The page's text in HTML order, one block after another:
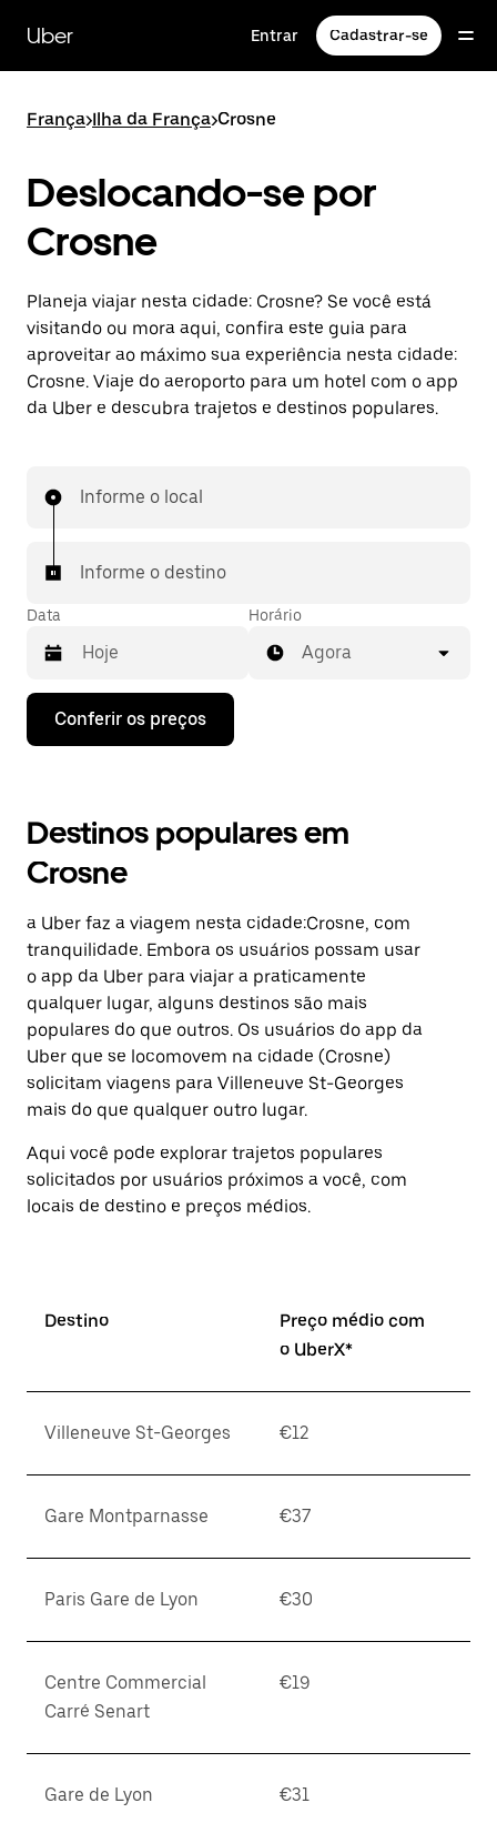
para
conteúdo
Uber Entrar Cadastrar-se
França>Ilha da França>Crosne
Deslocando-se por
Crosne
Planeja viajar nesta cidade: Crosne? Se você está
visitando ou mora aqui, confira este guia para
aproveitar ao máximo sua experiência nesta cidade:
Crosne. Viaje do aeroporto para um hotel com o app
da Uber e descubra trajetos e destinos populares.
Informe o local
Informe o destino
Data
Pressione
seta
interagir
com
o
calendário
selecionar
uma
Pressione
a
tecla
“ESC”
para
fechar
o
calendário.
Horário
Agora
Conferir os preços
Destinos populares em
Crosne
a Uber faz a viagem nesta cidade:Crosne, com
tranquilidade. Embora os usuários possam usar
o app da Uber para viajar a praticamente
qualquer lugar, alguns destinos são mais
populares do que outros. ⁠Os usuários do app da
Uber que se locomovem na cidade (Crosne)
solicitam viagens para Villeneuve St-Georges
mais do que qualquer outro lugar.
Aqui você pode explorar trajetos populares
solicitados por usuários próximos a você, com
locais de destino e preços médios.
Destino
Preço médio com
o UberX*
Villeneuve St-Georges €12
Gare Montparnasse €37
Paris Gare de Lyon €30
Centre Commercial
Carré Senart
€19
Gare de Lyon €31